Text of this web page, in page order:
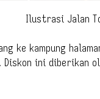
Ilustrasi Jalan
ke kampung
ini diberikan